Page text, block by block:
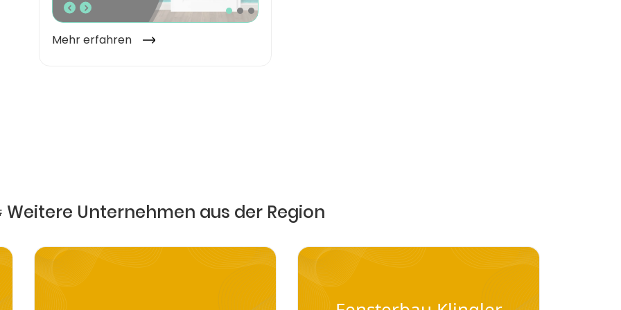
Weitere Unternehmen aus der Region